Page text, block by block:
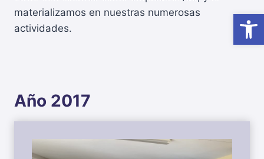
Abrir
materializamos en nuestras numerosas
actividades.
Año 2017